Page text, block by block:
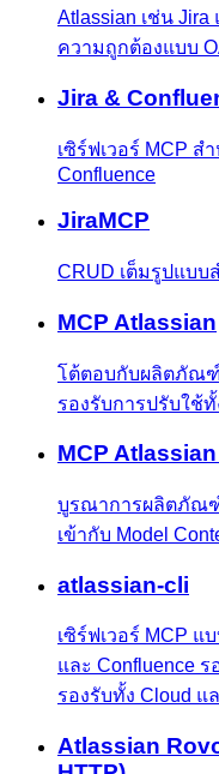
Atlassian เช่น Jira
ความถูกต้องแบบ
Jira &
เซิร์ฟเวอร์ MCP ส
Confluence
JiraMCP
CRUD เต็มรูปแบบ
MCP Atlassian
โต้ตอบกับผลิตภัณฑ์
รองรับการปรับใช้ทั้
MCP
บูรณาการผลิตภัณฑ์
เข้ากับ Model
atlassian-cli
เซิร์ฟเวอร์ MCP แ
และ Confluence
รองรับทั้ง Cloud แ
Atlassian